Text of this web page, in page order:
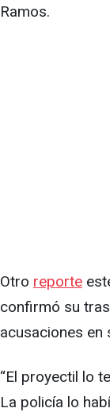
Ramos.
Otro reporte
confirmó su
acusaciones en
“El proyectil lo
La policía lo